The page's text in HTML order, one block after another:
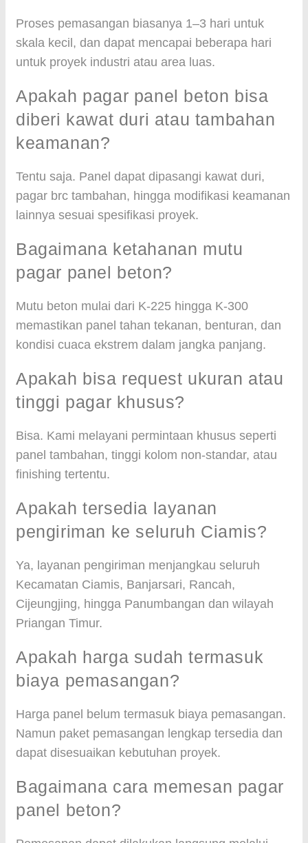
Proses pemasangan biasanya 1–3 hari untuk
skala kecil, dan dapat mencapai beberapa hari
untuk proyek industri atau area luas.
Apakah pagar panel beton bisa
diberi kawat duri atau tambahan
keamanan?
Tentu saja. Panel dapat dipasangi kawat duri,
pagar brc tambahan, hingga modifikasi keamanan
lainnya sesuai spesifikasi proyek.
Bagaimana ketahanan mutu
pagar panel beton?
Mutu beton mulai dari K-225 hingga K-300
memastikan panel tahan tekanan, benturan, dan
kondisi cuaca ekstrem dalam jangka panjang.
Apakah bisa request ukuran atau
tinggi pagar khusus?
Bisa. Kami melayani permintaan khusus seperti
panel tambahan, tinggi kolom non-standar, atau
finishing tertentu.
Apakah tersedia layanan
pengiriman ke seluruh Ciamis?
Ya, layanan pengiriman menjangkau seluruh
Kecamatan Ciamis, Banjarsari, Rancah,
Cijeungjing, hingga Panumbangan dan wilayah
Priangan Timur.
Apakah harga sudah termasuk
biaya pemasangan?
Harga panel belum termasuk biaya pemasangan.
Namun paket pemasangan lengkap tersedia dan
dapat disesuaikan kebutuhan proyek.
Bagaimana cara memesan pagar
panel beton?